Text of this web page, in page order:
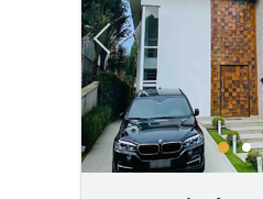
Previous
1 2